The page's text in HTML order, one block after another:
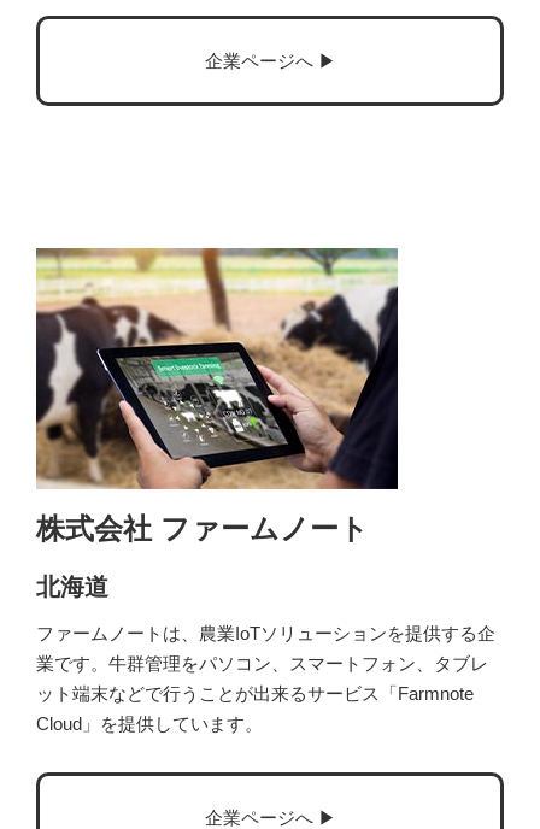
企業ページへ ▶︎
株式会社 ファームノート
北海道
ファームノートは、農業IoTソリューションを提供する企
業です。牛群管理をパソコン、スマートフォン、タブレ
ット端末などで行うことが出来るサービス「Farmnote
Cloud」を提供しています。
企業ページへ ▶︎